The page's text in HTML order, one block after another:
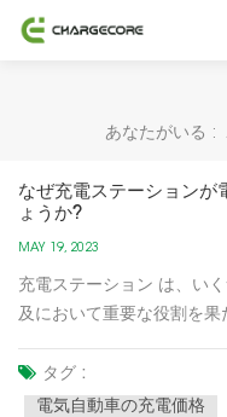
あなたがいる :
なぜ充電ステーションが
ょうか?
MAY 19, 2023
充電ステーション は、い
及において重要な役割を
たしています。 航続距離
にバッテリー残量がなく
タグ :
電気自動車の充電価格